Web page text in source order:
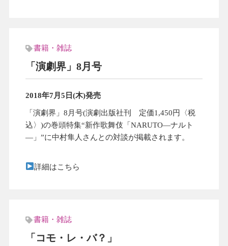
書籍・雑誌
「演劇界」8月号
2018年7月5日(木)発売
「演劇界」8月号(演劇出版社刊 定価1,450円〈税
込〉)の巻頭特集“新作歌舞伎「NARUTO―ナルト
―」”に中村隼人さんとの対談が掲載されます。
詳細はこちら
書籍・雑誌
「コモ・レ・バ？」